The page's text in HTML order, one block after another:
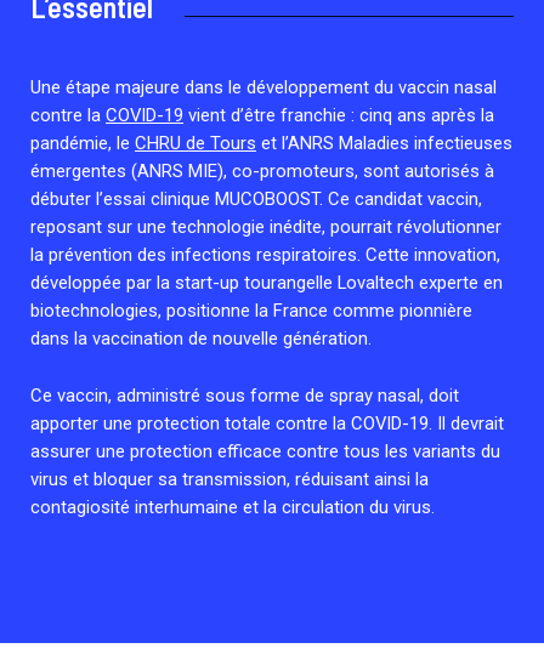
Associations de patient.e.s
Retrouvez toutes les cellules Émergence, actives ou
inactives.
Une étape majeure dans le développement du vaccin nasal
contre la COVID-19 vient d’être franchie : cinq ans après la
pandémie, le CHRU de Tours et l’ANRS Maladies infectieuses
émergentes (ANRS MIE), co-promoteurs, sont autorisés à
débuter l’essai clinique MUCOBOOST. Ce candidat vaccin,
reposant sur une technologie inédite, pourrait révolutionner
la prévention des infections respiratoires. Cette innovation,
développée par la start-up tourangelle Lovaltech experte en
biotechnologies, positionne la France comme pionnière
dans la vaccination de nouvelle génération.
Ce vaccin, administré sous forme de spray nasal, doit
apporter une protection totale contre la COVID-19. Il devrait
assurer une protection efficace contre tous les variants du
virus et bloquer sa transmission, réduisant ainsi la
contagiosité interhumaine et la circulation du virus.